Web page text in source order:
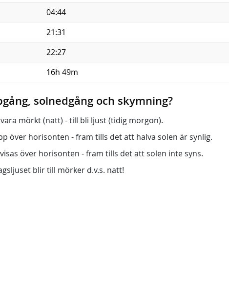
04:44
21:31
22:27
16h 49m
solnedgång och skymning?
mörkt (natt) - till bli ljust (tidig morgon).
över horisonten - fram tills det att halva solen är synlig.
över horisonten - fram tills det att solen inte syns.
blir till mörker d.v.s. natt!